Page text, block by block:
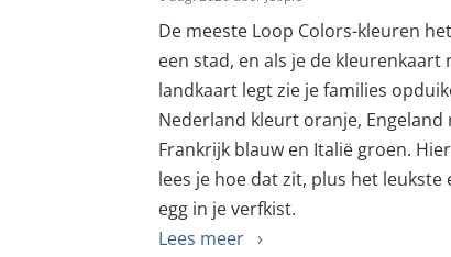
De meeste Loop Colors-kleuren
een stad, en als je de kleurenkaart
landkaart legt zie je families
Nederland kleurt oranje, Engeland
Frankrijk blauw en Italië groen.
lees je hoe dat zit, plus het leukste
egg in je verfkist.
Lees meer ›